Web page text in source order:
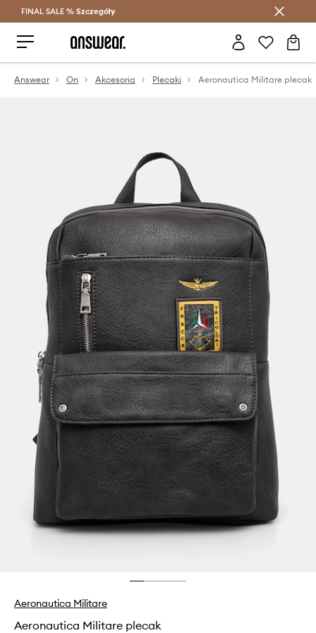
Oszczędzaj z Answear Club >
FINAL SALE % Szczegóły
Answear On Akcesoria Plecaki Aeronautica Militare plecak
Aeronautica Militare
Aeronautica Militare plecak